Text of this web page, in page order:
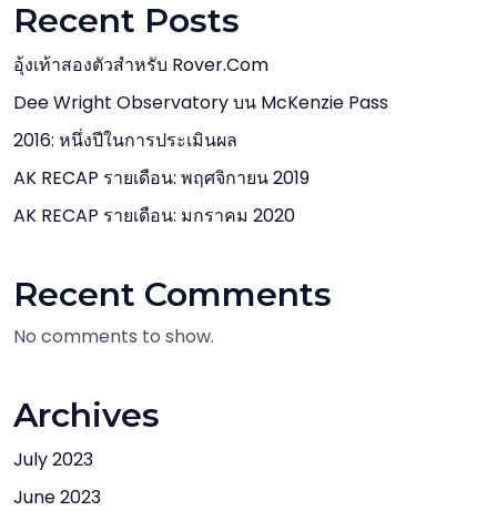
Recent Posts
อุ้งเท้าสองตัวสำหรับ Rover.com
Dee Wright Observatory บน McKenzie Pass
2016: หนึ่งปีในการประเมินผล
AK RECAP รายเดือน: พฤศจิกายน 2019
AK RECAP รายเดือน: มกราคม 2020
Recent Comments
No comments to show.
Archives
July 2023
June 2023